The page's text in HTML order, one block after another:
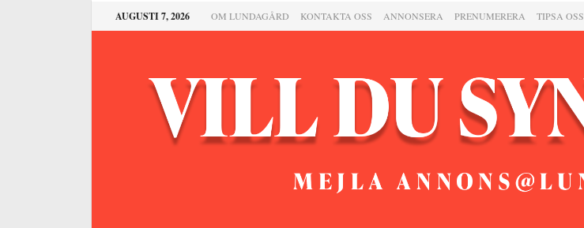
AUGUSTI 7, 2026 OM LUNDAGÅRD KONTAKTA OSS ANNONSERA PRENUMERERA TIPSA OSS